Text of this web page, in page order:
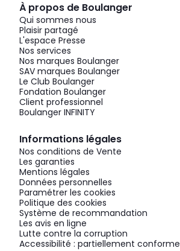
À propos de Boulanger
Qui sommes nous
Plaisir partagé
L'espace Presse
Nos services
Nos marques Boulanger
SAV marques Boulanger
Le Club Boulanger
Fondation Boulanger
Client professionnel
Boulanger INFINITY
Informations légales
Nos conditions de Vente
Les garanties
Mentions légales
Données personnelles
Paramétrer les cookies
Politique des cookies
Système de recommandation
Les avis en ligne
Lutte contre la corruption
Accessibilité : partiellement conforme